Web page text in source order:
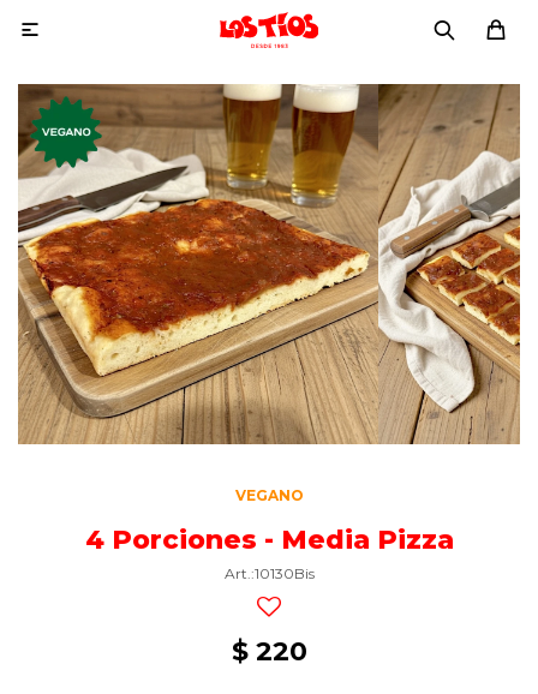

VEGANO
4 Porciones - Media Pizza
10130Bis
$ 220